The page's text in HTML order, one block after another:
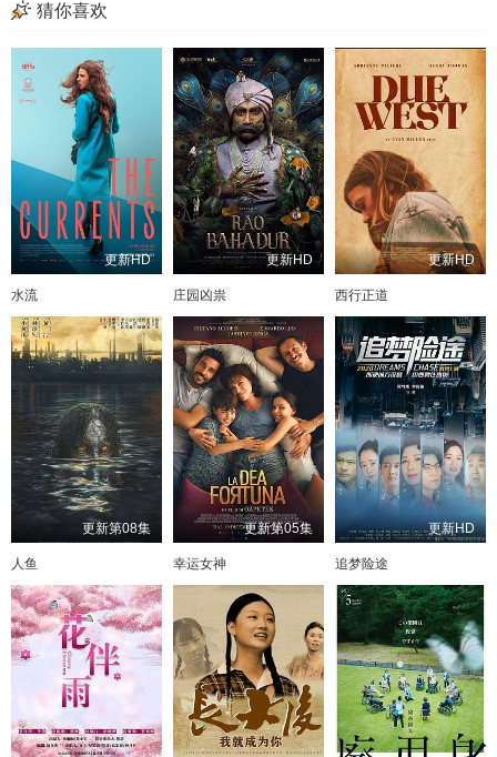
猜你喜欢
更新HD
水流
更新HD
庄园凶祟
更新HD
西行正道
更新第08集
人鱼
更新第05集
幸运女神
更新HD
追梦险途